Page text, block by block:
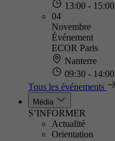
13:00 - 15:00
04
Novembre
Événement
ECOR Paris
Nanterre
09:30 - 14:00
Tous les événements
Média
S’INFORMER
Actualité
Orientation